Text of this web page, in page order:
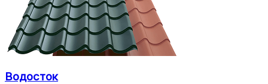
Водосток